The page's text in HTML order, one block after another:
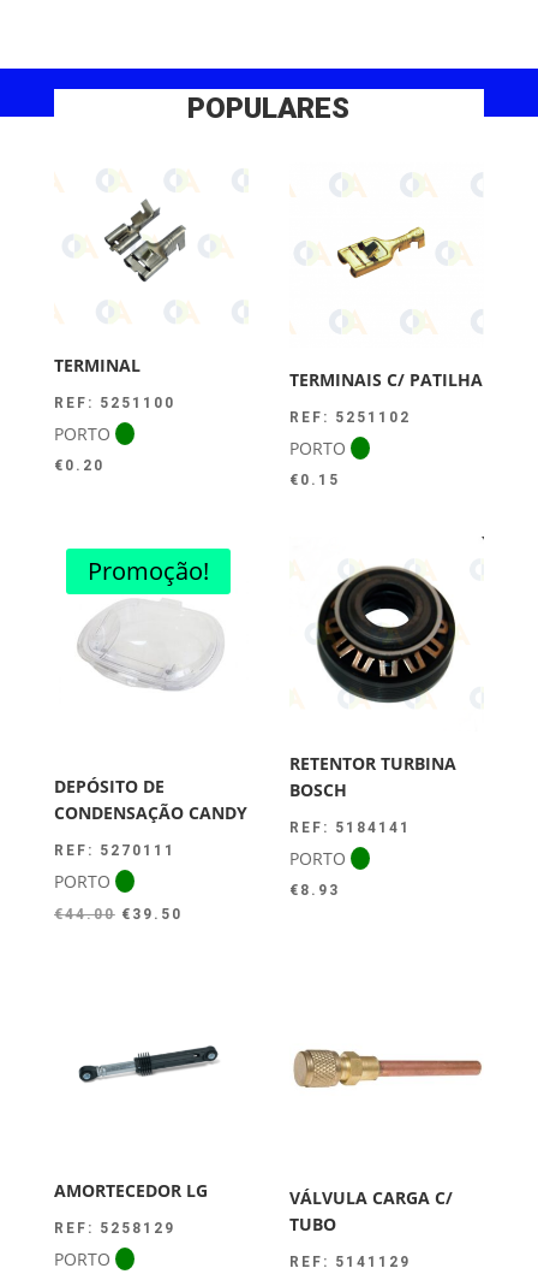
POPULARES
TERMINAL
REF: 5251100
PORTO
€ 0.20
TERMINAIS C/ PATILHA
REF: 5251102
PORTO
€ 0.15
Promoção!
DEPÓSITO DE
CONDENSAÇÃO CANDY
REF: 5270111
PORTO
€44.00 O
€ 39.50
RETENTOR TURBINA
BOSCH
REF: 5184141
PORTO
€ 8.93
AMORTECEDOR LG
REF: 5258129
PORTO
VÁLVULA CARGA C/
TUBO
REF: 5141129